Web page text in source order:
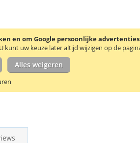
en om Google persoonlijke
U kunt uw keuze later altijd wijzigen op de
Alles weigeren